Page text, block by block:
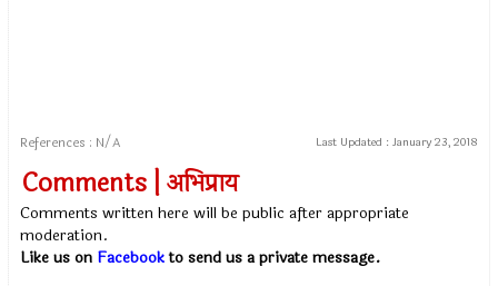
References : N/A Last Updated : January 23, 2018
Comments | अभिप्राय
Comments written here will be public after appropriate
moderation.
Like us on Facebookto send us a private message.